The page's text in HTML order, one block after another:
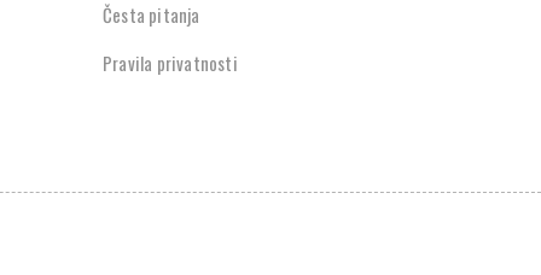
Česta pitanja
Pravila privatnosti